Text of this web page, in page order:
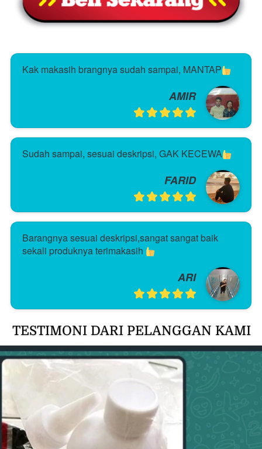
Kak makasih brangnya sudah sampai, MANTAP
AMIR
Sudah sampai, sesuai deskripsi, GAK KECEWA
FARID
Barangnya sesuai deskripsi,sangat sangat baik
sekali produknya terimakasih
ARI
TESTIMONI DARI PELANGGAN KAMI